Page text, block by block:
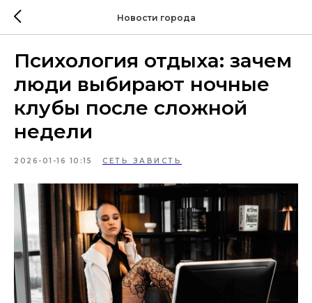
Новости города
Психология отдыха: зачем
люди выбирают ночные
клубы после сложной
недели
2026-01-16 10:15 СЕТЬ ЗАВИСТЬ